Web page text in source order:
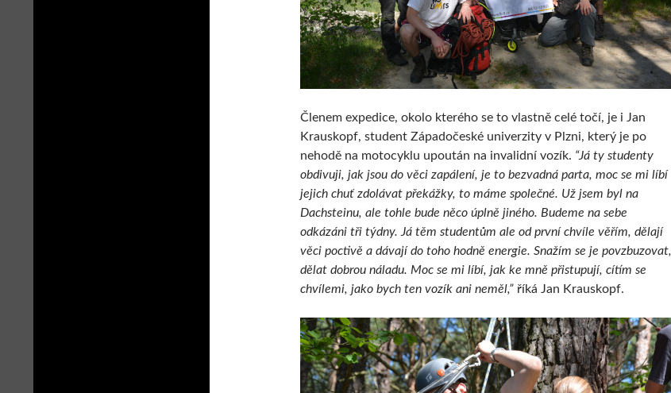
Členem expedice, okolo kterého se to vlastně celé točí, je i Jan
Krauskopf, student Západočeské univerzity v Plzni, který je po
nehodě na motocyklu upoután na invalidní vozík. “Já ty studenty
obdivuji, jak jsou do věci zapálení, je to bezvadná parta, moc se mi líbí
jejich chuť zdolávat překážky, to máme společné. Už jsem byl na
Dachsteinu, ale tohle bude něco úplně jiného. Budeme na sebe
odkázáni tři týdny. Já těm studentům ale od první chvíle věřím, dělají
věci poctivě a dávají do toho hodně energie. Snažím se je povzbuzovat,
dělat dobrou náladu. Moc se mi líbí, jak ke mně přistupují, cítím se
chvílemi, jako bych ten vozík ani neměl,” říká Jan Krauskopf.